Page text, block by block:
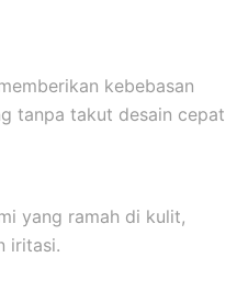
kebebasan
tanpa takut desain cepat
yang ramah di kulit,
iritasi.